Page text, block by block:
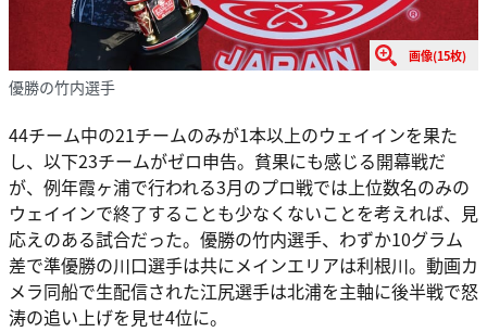
画像(15枚)
優勝の竹内選手
44チーム中の21チームのみが1本以上のウェイインを果た
し、以下23チームがゼロ申告。貧果にも感じる開幕戦だ
が、例年霞ヶ浦で行われる3月のプロ戦では上位数名のみの
ウェイインで終了することも少なくないことを考えれば、見
応えのある試合だった。優勝の竹内選手、わずか10グラム
差で準優勝の川口選手は共にメインエリアは利根川。動画カ
メラ同船で生配信された江尻選手は北浦を主軸に後半戦で怒
涛の追い上げを見せ4位に。